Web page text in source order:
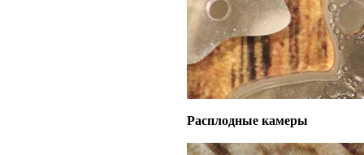
Расплодные камеры